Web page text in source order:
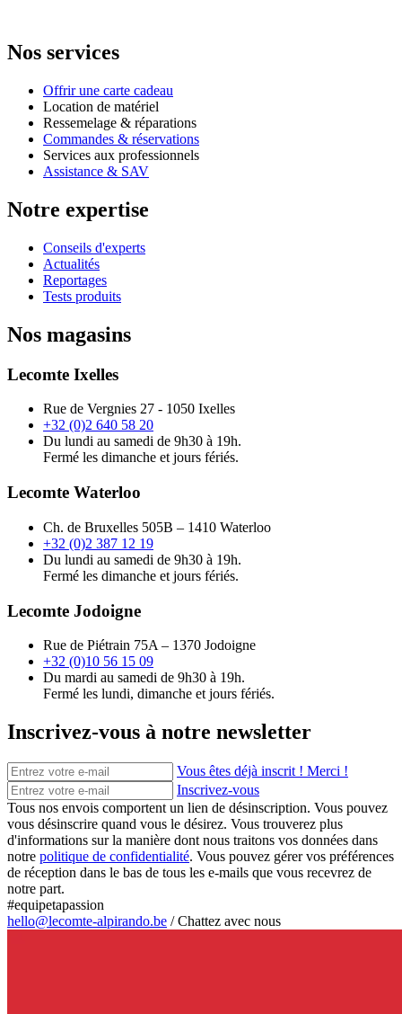
Nos services
Offrir une carte cadeau
Location de matériel
Ressemelage & réparations
Commandes & réservations
Services aux professionnels
Assistance & SAV
Notre expertise
Conseils d'experts
Actualités
Reportages
Tests produits
Nos magasins
Lecomte Ixelles
Rue de Vergnies 27 - 1050 Ixelles
+32 (0)2 640 58 20
Du lundi au samedi de 9h30 à 19h.
Fermé les dimanche et jours fériés.
Lecomte Waterloo
Ch. de Bruxelles 505B – 1410 Waterloo
+32 (0)2 387 12 19
Du lundi au samedi de 9h30 à 19h.
Fermé les dimanche et jours fériés.
Lecomte Jodoigne
Rue de Piétrain 75A – 1370 Jodoigne
+32 (0)10 56 15 09
Du mardi au samedi de 9h30 à 19h.
Fermé les lundi, dimanche et jours fériés.
Inscrivez-vous à notre newsletter
Vous êtes déjà inscrit ! Merci !
Inscrivez-vous
Tous nos envois comportent un lien de désinscription. Vous pouvez
vous désinscrire quand vous le désirez. Vous trouverez plus
d'informations sur la manière dont nous traitons vos données dans
notre politique de confidentialité. Vous pouvez gérer vos préférences
de réception dans le bas de tous les e-mails que vous recevrez de
notre part.
#equipetapassion
hello@lecomte-alpirando.be /Chattez avec nous